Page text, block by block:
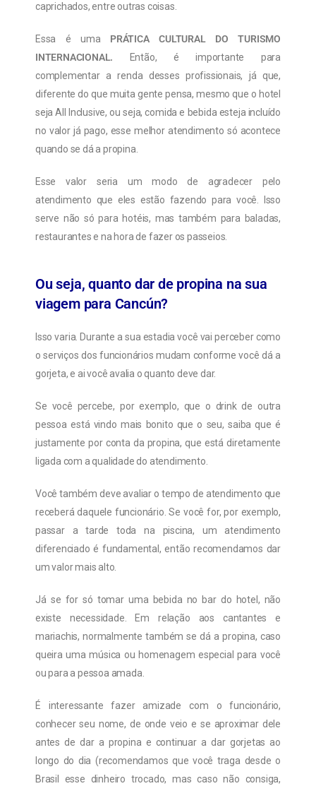
caprichados, entre outras coisas.
Essa é uma PRÁTICA CULTURAL DO TURISMO
INTERNACIONAL. Então, é importante para
complementar a renda desses profissionais, já que,
diferente do que muita gente pensa, mesmo que o hotel
seja All Inclusive, ou seja, comida e bebida esteja incluído
no valor já pago, esse melhor atendimento só acontece
quando se dá a propina.
Esse valor seria um modo de agradecer pelo
atendimento que eles estão fazendo para você. Isso
serve não só para hotéis, mas também para baladas,
restaurantes e na hora de fazer os passeios.
Ou seja, quanto dar de propina na sua
viagem para Cancún?
Isso varia. Durante a sua estadia você vai perceber como
o serviços dos funcionários mudam conforme você dá a
gorjeta, e ai você avalia o quanto deve dar.
Se você percebe, por exemplo, que o drink de outra
pessoa está vindo mais bonito que o seu, saiba que é
justamente por conta da propina, que está diretamente
ligada com a qualidade do atendimento.
Você também deve avaliar o tempo de atendimento que
receberá daquele funcionário. Se você for, por exemplo,
passar a tarde toda na piscina, um atendimento
diferenciado é fundamental, então recomendamos dar
um valor mais alto.
Já se for só tomar uma bebida no bar do hotel, não
existe necessidade. Em relação aos cantantes e
mariachis, normalmente também se dá a propina, caso
queira uma música ou homenagem especial para você
ou para a pessoa amada.
É interessante fazer amizade com o funcionário,
conhecer seu nome, de onde veio e se aproximar dele
antes de dar a propina e continuar a dar gorjetas ao
longo do dia (recomendamos que você traga desde o
Brasil esse dinheiro trocado, mas caso não consiga,